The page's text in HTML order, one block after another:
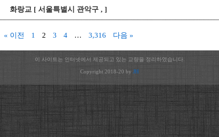
화랑교 [ 서울특별시 관악구 , ]
« 이전 1 2 3 4 … 3,316 다음 »
이 사이트는 인터넷에서 제공되고 있는 교량을 정리하였습니다.
Copyright 2018-20 by JH